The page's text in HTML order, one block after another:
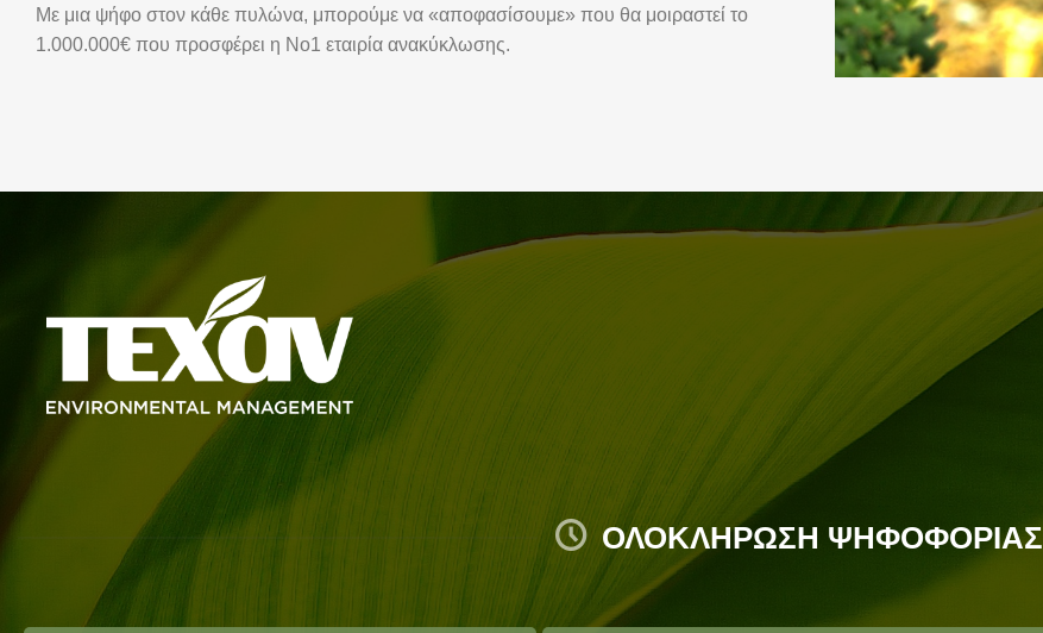
Με μια ψήφο στον κάθε πυλώνα, μπορούμε να «αποφασίσουμε» που θα μοιραστεί το
1.000.000€ που προσφέρει η Νο1 εταιρία ανακύκλωσης.
ΟΛΟΚΛΗΡΩΣΗ ΨΗΦΟΦΟΡΙΑΣ